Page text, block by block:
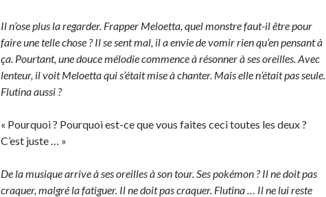
Il n’ose plus la regarder. Frapper Meloetta, quel monstre faut-il être pour
faire une telle chose ? Il se sent mal, il a envie de vomir rien qu’en pensant à
ça. Pourtant, une douce mélodie commence à résonner à ses oreilles. Avec
lenteur, il voit Meloetta qui s’était mise à chanter. Mais elle n’était pas seule.
Flutina aussi ?
« Pourquoi ? Pourquoi est-ce que vous faites ceci toutes les deux ?
C’est juste … »
De la musique arrive à ses oreilles à son tour. Ses pokémon ? Il ne doit pas
craquer, malgré la fatiguer. Il ne doit pas craquer. Flutina … Il ne lui reste